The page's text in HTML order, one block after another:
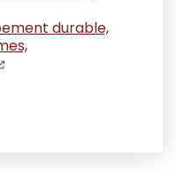
durable,
dans un
(ouverture dans un